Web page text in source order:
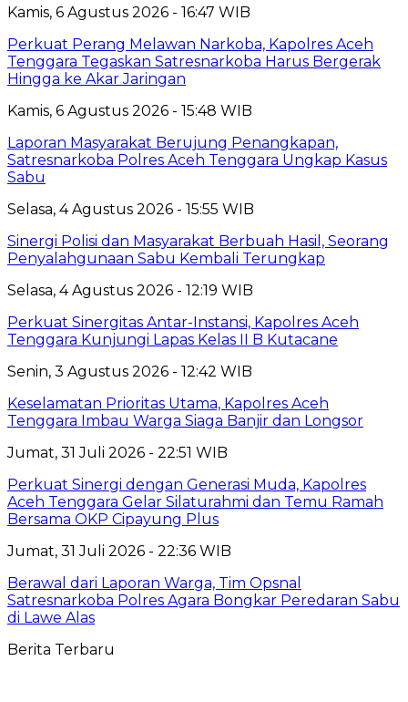
Kamis, 6 Agustus 2026 - 16:47 WIB
Perkuat Perang Melawan Narkoba, Kapolres Aceh
Tenggara Tegaskan Satresnarkoba Harus Bergerak
Hingga ke Akar Jaringan
Kamis, 6 Agustus 2026 - 15:48 WIB
Laporan Masyarakat Berujung Penangkapan,
Satresnarkoba Polres Aceh Tenggara Ungkap Kasus
Sabu
Selasa, 4 Agustus 2026 - 15:55 WIB
Sinergi Polisi dan Masyarakat Berbuah Hasil, Seorang
Penyalahgunaan Sabu Kembali Terungkap
Selasa, 4 Agustus 2026 - 12:19 WIB
Perkuat Sinergitas Antar-Instansi, Kapolres Aceh
Tenggara Kunjungi Lapas Kelas II B Kutacane
Senin, 3 Agustus 2026 - 12:42 WIB
Keselamatan Prioritas Utama, Kapolres Aceh
Tenggara Imbau Warga Siaga Banjir dan Longsor
Jumat, 31 Juli 2026 - 22:51 WIB
Perkuat Sinergi dengan Generasi Muda, Kapolres
Aceh Tenggara Gelar Silaturahmi dan Temu Ramah
Bersama OKP Cipayung Plus
Jumat, 31 Juli 2026 - 22:36 WIB
Berawal dari Laporan Warga, Tim Opsnal
Satresnarkoba Polres Agara Bongkar Peredaran Sabu
di Lawe Alas
Berita Terbaru